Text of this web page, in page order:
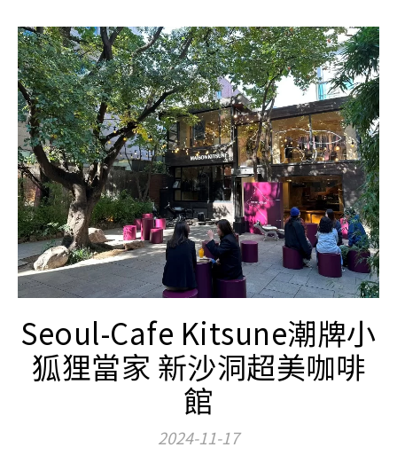
Seoul-Cafe Kitsune潮牌小
狐狸當家 新沙洞超美咖啡
館
2024-11-17